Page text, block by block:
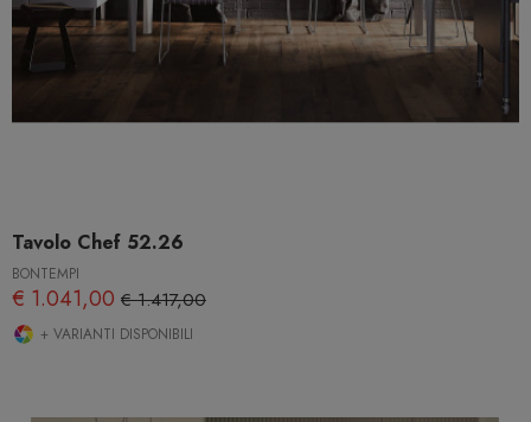
Tavolo Chef 52.26
BONTEMPI
€ 1.041,00 € 1.417,00
+ VARIANTI DISPONIBILI